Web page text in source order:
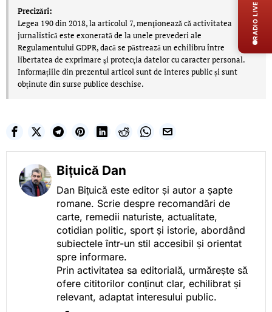
Precizări:
Legea 190 din 2018, la articolul 7, menţionează că activitatea
jurnalistică este exonerată de la unele prevederi ale
Regulamentului GDPR, dacă se păstrează un echilibru între
libertatea de exprimare şi protecţia datelor cu caracter personal.
Informațiile din prezentul articol sunt de interes public și sunt
obținute din surse publice deschise.
Bițuică Dan
Dan Bițuică este editor și autor a șapte
romane. Scrie despre recomandări de
carte, remedii naturiste, actualitate,
cotidian politic, sport și istorie, abordând
subiectele într-un stil accesibil și orientat
spre informare.
Prin activitatea sa editorială, urmărește să
ofere cititorilor conținut clar, echilibrat și
relevant, adaptat interesului public.
RADIO LIVE